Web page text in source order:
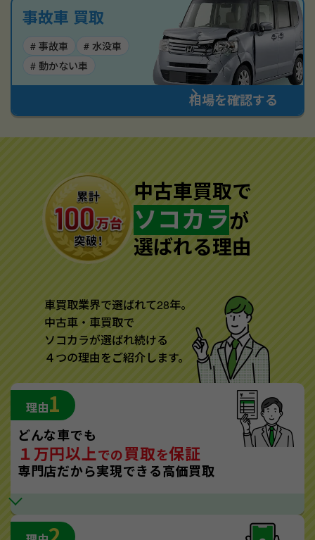
事故車 買取
# 事故車
# 水没車
# 動かない車
相場を確認する
中古車買取で
ソコカラが
選ばれる理由
車買取業界で選ばれて28年。
中古車・車買取で
ソコカラが選ばれ続ける
４つの理由をご紹介します。
理由1
どんな車でも
１万円以上での買取を保証
専門店だから実現できる高価買取